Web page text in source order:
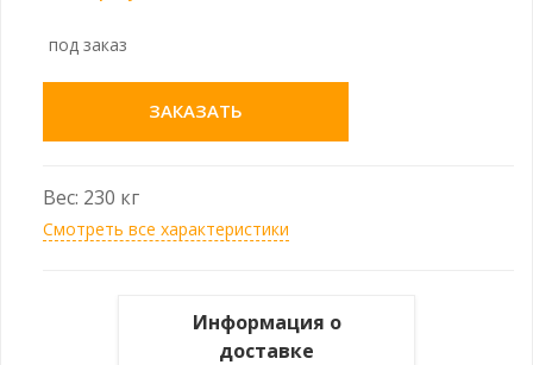
под заказ
ЗАКАЗАТЬ
Вес: 230 кг
Смотреть все характеристики
Информация о
доставке